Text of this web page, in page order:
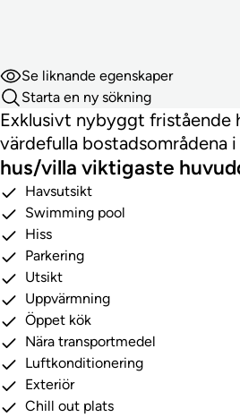
Se liknande egenskaper
Starta en ny sökning
Exklusivt nybyggt fristående
värdefulla bostadsområdena
hus/villa viktigaste
Havsutsikt
Swimming pool
Hiss
Parkering
Utsikt
Uppvärmning
Öppet kök
Nära transportmedel
Luftkonditionering
Exteriör
Chill out plats